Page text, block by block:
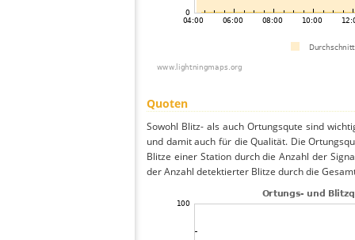
Quoten
Sowohl Blitz- als auch Ortungsqute sind
und damit auch für die Qualität. Die
Blitze einer Station durch die Anzahl der
der Anzahl detektierter Blitze durch die